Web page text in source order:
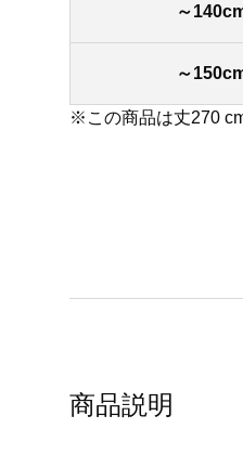
～
～
※この商品は丈270
商品説明